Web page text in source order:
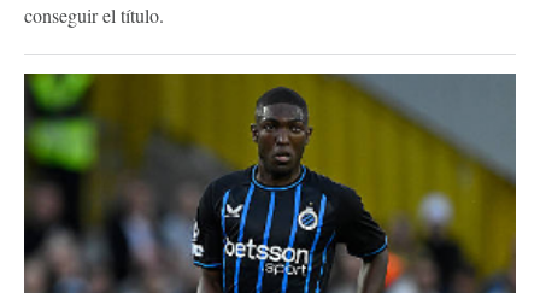
conseguir el título.